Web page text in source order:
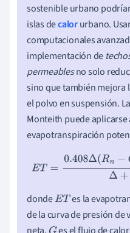
sostenible urbano
islas decalorurbano.
computacionales
implementación de
permeablesno solo
sino que también mejora
el polvo en suspensión.
Monteith puede
evapotranspiración
ET=0.408Δ(Rn−G)+γ900T
dondeET es la
de la curva de presión de